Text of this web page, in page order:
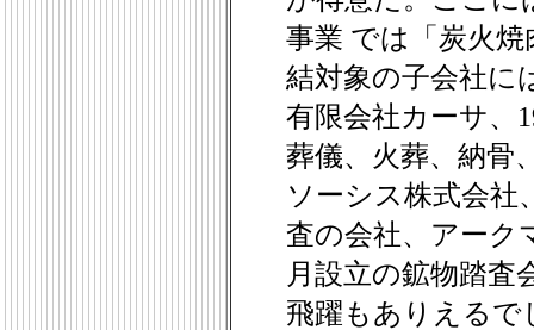
事業 では「炭火
結対象の子会社に
有限会社カーサ、
葬儀、火葬、納骨
ソーシス株式会社
査の会社、アーク
月設立の鉱物踏査
飛躍もありえるで